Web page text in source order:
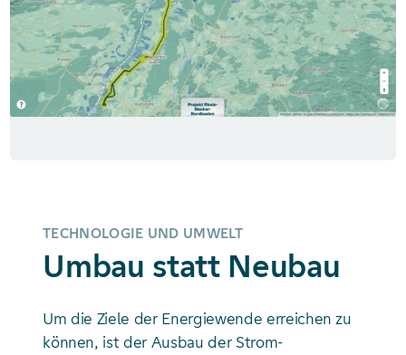
TECHNOLOGIE UND UMWELT
Umbau statt Neubau
Um die Ziele der Energiewende erreichen zu
können, ist der Ausbau der Strom-